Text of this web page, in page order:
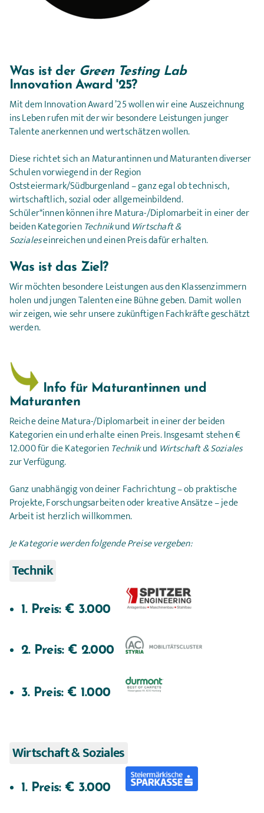
Was ist der Green Testing Lab
Innovation Award '25?
Mit dem Innovation Award ’25 wollen wir eine Auszeichnung
ins Leben rufen mit der wir besondere Leistungen junger
Talente anerkennen und wertschätzen wollen.
Diese richtet sich an Maturantinnen und Maturanten diverser
Schulen vorwiegend in der Region
Oststeiermark/Südburgenland – ganz egal ob technisch,
wirtschaftlich, sozial oder allgemeinbildend.
Schüler*innen können ihre Matura-/Diplomarbeit in einer der
beiden KategorienTechnikundWirtschaft &
Sozialeseinreichen und einen Preis dafür erhalten.
Was ist das Ziel?
Wir möchten besondere Leistungen aus den Klassenzimmern
holen und jungen Talenten eine Bühne geben. Damit wollen
wir zeigen, wie sehr unsere zukünftigen Fachkräfte geschätzt
werden.
Info für Maturantinnen und
Maturanten
Reiche deine Matura-/Diplomarbeit in einer der beiden
Kategorien ein und erhalte einen Preis. Insgesamt stehen €
12.000 für die KategorienTechnikund Wirtschaft & Soziales
zur Verfügung.
Ganz unabhängig von deiner Fachrichtung – ob praktische
Projekte, Forschungsarbeiten oder kreative Ansätze – jede
Arbeit ist herzlich willkommen.
Je Kategorie werden folgende Preise vergeben:
Technik
1. Preis: € 3.000
2. Preis: € 2.000
3. Preis: € 1.000
1. Preis: € 3.000